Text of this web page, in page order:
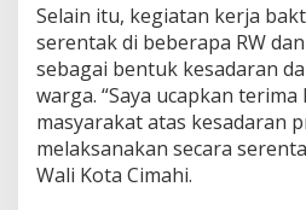
Selain itu, kegiatan kerja
serentak di beberapa RW
sebagai bentuk kesadaran
warga. “Saya ucapkan
masyarakat atas kesadaran
melaksanakan secara
Wali Kota Cimahi.